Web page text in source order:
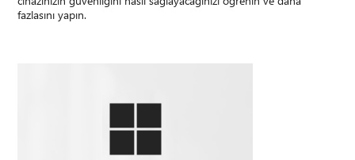
fazlasını yapın.